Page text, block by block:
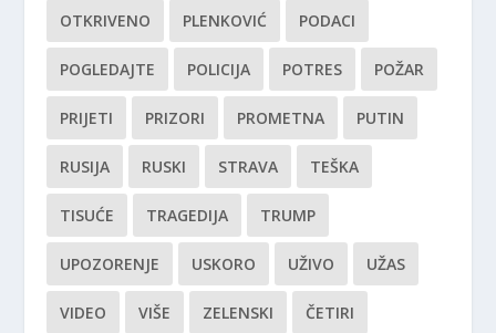
OTKRIVENO PLENKOVIĆ PODACI
POGLEDAJTE POLICIJA POTRES POŽAR
PRIJETI PRIZORI PROMETNA PUTIN
RUSIJA RUSKI STRAVA TEŠKA
TISUĆE TRAGEDIJA TRUMP
UPOZORENJE USKORO UŽIVO UŽAS
VIDEO VIŠE ZELENSKI ČETIRI